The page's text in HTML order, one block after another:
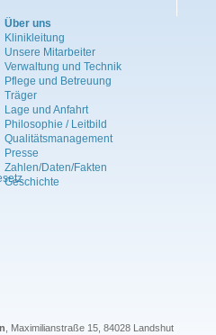
Über uns
Klinikleitung
Unsere Mitarbeiter
Verwaltung und Technik
Pflege und Betreuung
Träger
Lage und Anfahrt
Philosophie / Leitbild
Qualitätsmanagement
Presse
Zahlen/Daten/Fakten
Geschichte
, Maximilianstraße 15, 84028 Landshut